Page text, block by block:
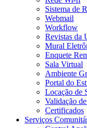
Sistema de
Webmail
Workflow
Revistas da
Mural
Enquete
Sala Virtual
Ambiente
Portal do
Locação de
Validação
Certificados
Serviços